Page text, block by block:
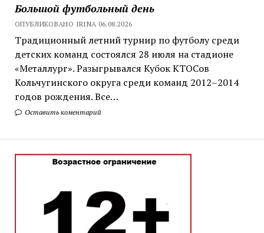
Большой футбольный день
ОПУБЛИКОВАНО IRINA 06.08.2026
Традиционный летний турнир по футболу среди
детских команд состоялся 28 июля на стадионе
«Металлург». Разыгрывался Кубок КТОСов
Кольчугинского округа среди команд 2012–2014
годов рождения. Все…
Оставить коментарий